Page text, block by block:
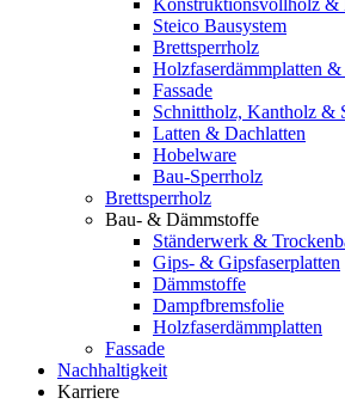
Steico Bausystem
Brettsperrholz
Holzfaserdämmplatten
Fassade
Schnittholz, Kantholz &
Latten & Dachlatten
Hobelware
Bau-Sperrholz
Brettsperrholz
Bau- & Dämmstoffe
Ständerwerk &
Gips- & Gipsfaserplatten
Dämmstoffe
Dampfbremsfolie
Holzfaserdämmplatten
Fassade
Nachhaltigkeit
Karriere